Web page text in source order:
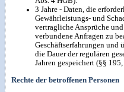
3 Jahre - Daten, die
Gewährleistungs- und
vertragliche Ansprüche
verbundene Anfragen zu
Geschäftserfahrungen
die Dauer der regulären
Jahren gespeichert (§§
Rechte der betroffenen Personen